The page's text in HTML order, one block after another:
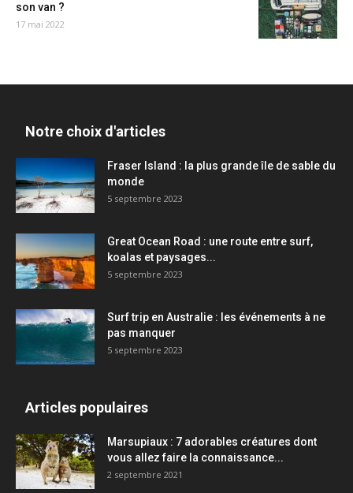
son van ?
17 mai 2022
Notre choix d'articles
Fraser Island : la plus grande île de sable du
monde
5 septembre 2023
Great Ocean Road : une route entre surf,
koalas et paysages...
5 septembre 2023
Surf trip en Australie : les événements à ne
pas manquer
5 septembre 2023
Articles populaires
Marsupiaux : 7 adorables créatures dont
vous allez faire la connaissance...
2 septembre 2021